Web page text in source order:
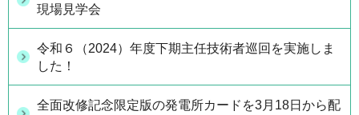
現場見学会
令和６（2024）年度下期主任技術者巡回を実施しま
した！
全面改修記念限定版の発電所カードを3月18日から配